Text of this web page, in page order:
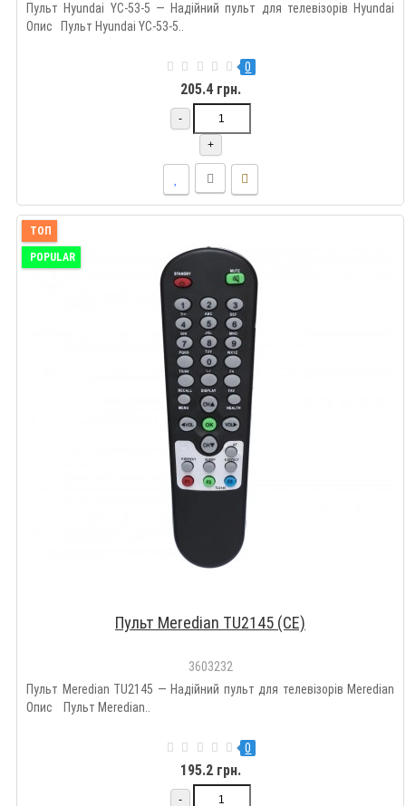
Пульт Hyundai YC-53-5 — Надійний пульт для телевізорів Hyundai
Опис Пульт Hyundai YC-53-5..
0
205.4 грн.
-
+
ТОП
POPULAR
Пульт Meredian TU2145 (CE)
3603232
Пульт Meredian TU2145 — Надійний пульт для телевізорів Meredian
Опис Пульт Meredian..
0
195.2 грн.
-